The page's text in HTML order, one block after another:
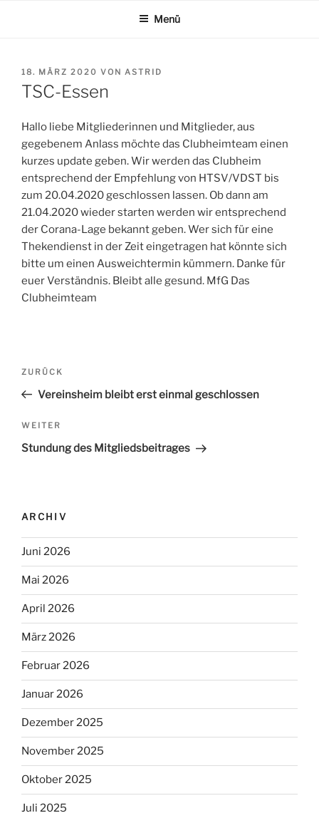
Menü
VERÖFFENTLICHT
AM
18. MÄRZ 2020 VON ASTRID
TSC-Essen
Hallo liebe Mitgliederinnen und Mitglieder, aus
gegebenem Anlass möchte das Clubheimteam einen
kurzes update geben. Wir werden das Clubheim
entsprechend der Empfehlung von HTSV/VDST bis
zum 20.04.2020 geschlossen lassen. Ob dann am
21.04.2020 wieder starten werden wir entsprechend
der Corana-Lage bekannt geben. Wer sich für eine
Thekendienst in der Zeit eingetragen hat könnte sich
bitte um einen Ausweichtermin kümmern. Danke für
euer Verständnis. Bleibt alle gesund. MfG Das
Clubheimteam
Beitrags-
Vorheriger
Beitrag
ZURÜCK
Vereinsheim bleibt erst einmal geschlossen
Nächster
Beitrag
WEITER
Stundung des Mitgliedsbeitrages
ARCHIV
Juni 2026
Mai 2026
April 2026
März 2026
Februar 2026
Januar 2026
Dezember 2025
November 2025
Oktober 2025
Juli 2025